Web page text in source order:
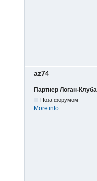
az74
Партнер Логан-Клуба
Поза форумом
More info